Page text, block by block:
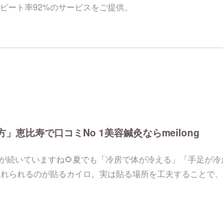
ート率92%のサービスをご提供。
」恵比寿で口コミNo 1美容鍼灸ならmeilong
いていますね🌻夏でも「冷房で体が冷える」「手足が
られるのが貼るカイロ。実は貼る場所を工夫することで